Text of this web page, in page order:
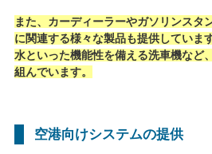
また、カーディーラーやガソリンスタ
に関連する様々な製品も提供していま
水といった機能性を備える洗車機など
組んでいます。
空港向けシステムの提供